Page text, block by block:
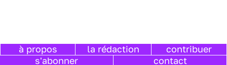
à propos la rédaction
contribuer
s'abonner
contact